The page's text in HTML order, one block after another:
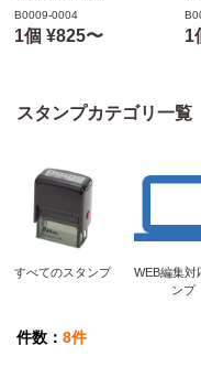
スタンプカード用
ポイントカード用
B0009-0004
1個 ¥825〜 1
スタンプカテゴリ一覧
すべてのスタンプ
WEB編集対
ンプ
件数： 8件